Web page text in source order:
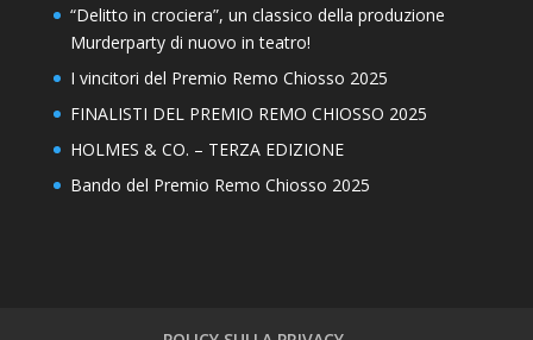
“Delitto in crociera”, un classico della produzione
Murderparty di nuovo in teatro!
I vincitori del Premio Remo Chiosso 2025
FINALISTI DEL PREMIO REMO CHIOSSO 2025
HOLMES & CO. – TERZA EDIZIONE
Bando del Premio Remo Chiosso 2025